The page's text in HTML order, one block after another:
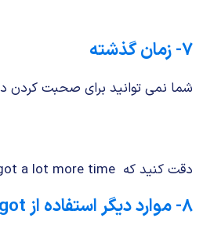
۷- زمان گذشته
شما نمی توانید برای صحبت کردن
دقت کنید که Last year I had got a lot more time اشتباه است. شکل درست، همان جمله بالاست که می بینید.
۸- موارد دیگر استفاده از have/ have got